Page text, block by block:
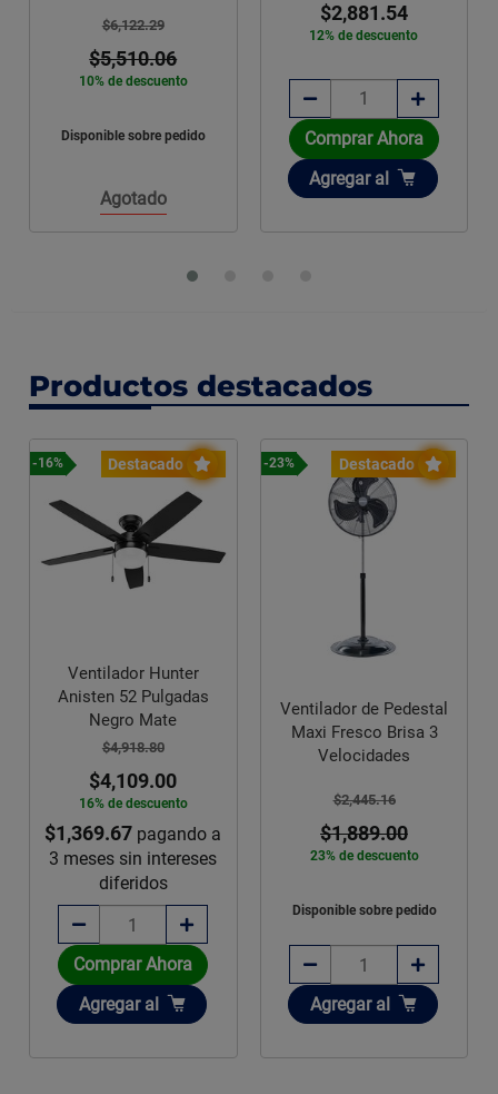
$6,122.29
$5,510.06
10% de descuento
Disponible sobre pedido
Agotado
$2,881.54
12% de descuento
Comprar Ahora
Añadir
Agregar al
Productos destacados
Destacado
-16%
Ventilador Hunter
Anisten 52 Pulgadas
Negro Mate
$4,918.80
$4,109.00
16% de descuento
$1,369.67 pagando a
3 meses sin intereses
diferidos
Comprar Ahora
Añadir
Agregar al
Destacado
-23%
Ventilador de Pedestal
Maxi Fresco Brisa 3
Velocidades
$2,445.16
$1,889.00
23% de descuento
Disponible sobre pedido
Añadir
Agregar al